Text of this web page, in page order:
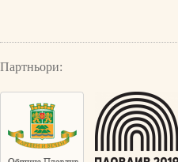
Партньори: